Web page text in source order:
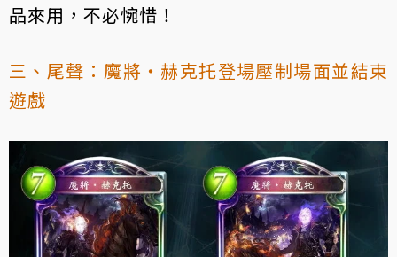
品來用，不必惋惜！
三、尾聲：魔將‧赫克托登場壓制場面並結束
遊戲